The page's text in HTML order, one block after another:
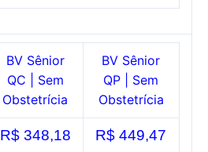
BV Sênior
QC | Sem
Obstetrícia
BV Sênior
QP | Sem
Obstetrícia
R$ 348,18 R$ 449,47